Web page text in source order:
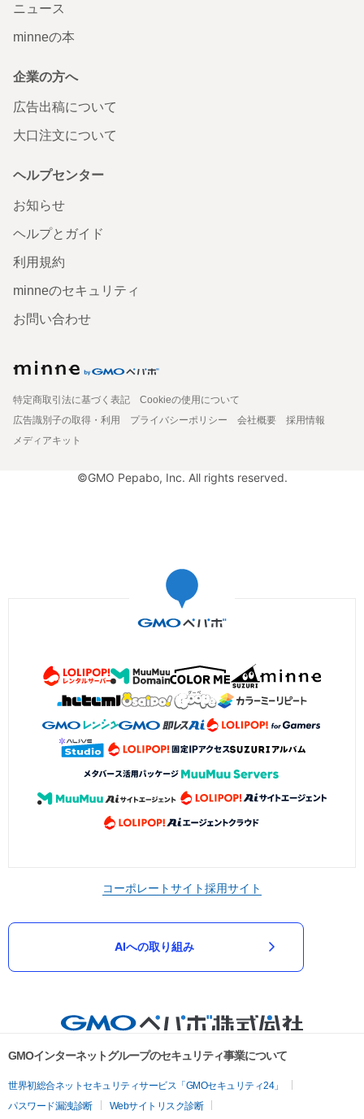
ニュース
minneの本
企業の方へ
広告出稿について
大口注文について
ヘルプセンター
お知らせ
ヘルプとガイド
利用規約
minneのセキュリティ
お問い合わせ
特定商取引法に基づく表記
Cookieの使用について
広告識別子の取得・利用
プライバシーポリシー 会社概要
採用情報
メディアキット
©GMO Pepabo, Inc. All rights reserved.
コーポレートサイト採用サイト
AIへの取り組み
GMOインターネットグループのセキュリティ事業について
世界初総合ネットセキュリティサービス「GMOセキュリティ24」
パスワード漏洩診断
Webサイトリスク診断